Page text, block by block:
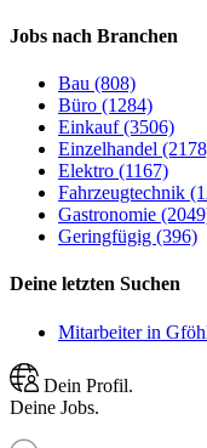
Jobs nach Branchen
Bau (808)
Büro (1284)
Einkauf (3506)
Einzelhandel
Elektro (1167)
Fahrzeugtechnik
Gastronomie
Geringfügig (396)
Deine letzten Suchen
Mitarbeiter in
Dein Profil.
Deine Jobs.